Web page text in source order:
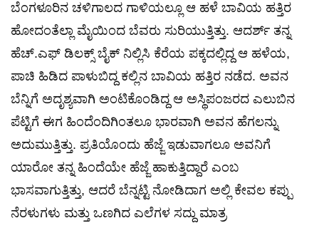
ಬೆಂಗಳೂರಿನ ಚಳಿಗಾಲದ ಗಾಳಿಯಲ್ಲೂ ಆ ಹಳೆ ಬಾವಿಯ ಹತ್ತಿರ
ಹೋದಂತೆಲ್ಲಾ ಮೈಯಿಂದ ಬೆವರು ಸುರಿಯುತ್ತಿತ್ತು. ಆದರ್ಶ್ ತನ್ನ
ಹೆಚ್.ಎಫ್ ಡಿಲಕ್ಸ್ ಬೈಕ್ ನಿಲ್ಲಿಸಿ ಕೆರೆಯ ಪಕ್ಕದಲ್ಲಿದ್ದ ಆ ಹಳೆಯ,
ಪಾಚಿ ಹಿಡಿದ ಪಾಳುಬಿದ್ದ ಕಲ್ಲಿನ ಬಾವಿಯ ಹತ್ತಿರ ನಡೆದ. ಅವನ
ಬೆನ್ನಿಗೆ ಅದೃಶ್ಯವಾಗಿ ಅಂಟಿಕೊಂಡಿದ್ದ ಆ ಅಸ್ಥಿಪಂಜರದ ಎಲುಬಿನ
ಪೆಟ್ಟಿಗೆ ಈಗ ಹಿಂದೆಂದಿಗಿಂತಲೂ ಭಾರವಾಗಿ ಅವನ ಹೆಗಲನ್ನು
ಅದುಮುತ್ತಿತ್ತು. ಪ್ರತಿಯೊಂದು ಹೆಜ್ಜೆ ಇಡುವಾಗಲೂ ಅವನಿಗೆ
ಯಾರೋ ತನ್ನ ಹಿಂದೆಯೇ ಹೆಜ್ಜೆ ಹಾಕುತ್ತಿದ್ದಾರೆ ಎಂಬ
ಭಾಸವಾಗುತ್ತಿತ್ತು, ಆದರೆ ಬೆನ್ನಟ್ಟಿ ನೋಡಿದಾಗ ಅಲ್ಲಿ ಕೇವಲ ಕಪ್ಪು
ನೆರಳುಗಳು ಮತ್ತು ಒಣಗಿದ ಎಲೆಗಳ ಸದ್ದು ಮಾತ್ರ